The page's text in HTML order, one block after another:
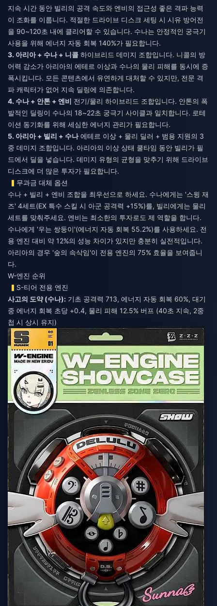
지속 시간 동안 빌리의 공격 속도와 엔비의 접근성 좋은 격파 능력
이 조화를 이룹니다. 적절한 드라이브 디스크 세팅 시 시유 방어전
을 90~120초 내에 클리어할 수 있습니다. 수나는 안정적인 궁극기
사용을 위해 에너지 자동 회복 140%가 필요합니다.
3. 아리아 + 수나 + 니콜 하이브리드 데미지 조합입니다. 니콜의 방
어력 감소가 아리아의 에테르 이상과 수나의 물리 피해를 동시에 증
폭시킵니다. 모든 콘텐츠에서 유연하게 대처할 수 있지만, 전문 격
파 캐릭터가 없어 지속 딜링에 의존합니다.
4. 수나 + 안톤 + 엔비 전기/물리 하이브리드 조합입니다. 안톤의 폭
발적인 딜링이 수나의 18~22초 궁극기 사이클과 일치합니다. 로테
이션 동기화를 위해 세심한 에너지 관리가 필요합니다.
5. 아리아 + 빌리 + 수나에테르 이상 + 물리 딜러 + 범용 지원의 3
중 데미지 조합입니다. 아리아의 이상 상태 쿨타임 동안 빌리가 필
드에서 딜을 넣습니다. 데미지 유형의 균형을 맞추기 위해 드라이브
디스크에 더 많은 투자가 필요합니다.
무과금 대체 옵션
수나 + 빌리 + 엔비 조합을 최우선으로 하세요. 수나에게는 '스윙 재
즈' 4세트(EX 특수 스킬 시 아군 공격력 +15%)를, 빌리에게는 물리
세트를 맞춰주세요. 엔비는 최소한의 투자로도 제 역할을 합니다.
수나에게 '우는 쌍둥이'(에너지 자동 회복 55.2%)를 사용하세요. 전
용 엔진 대비 약 12%의 성능 차이가 있지만 충분히 실전적입니다.
아리아의 경우 '숲의 속삭임'이 전용 엔진의 75% 효율을 보여줍니
다.
W-엔진 순위
S-티어 전용 엔진
사고의 도약 (수나): 기초 공격력 713, 에너지 자동 회복 60%, 대기
중 에너지 회복 초당 +0.4, 물리 피해 12.5% 버프 (40초 지속, 2중
첩 시 상시 유지)